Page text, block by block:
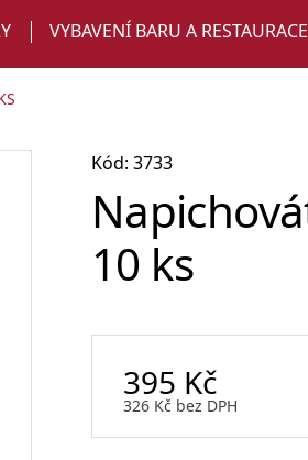
Sklenice na rum
Degustační sklenice na víno
VYBAVENÍ BARU A RESTAURACE
na víno a zásobníky
Kód: 3733
10 ks
395 Kč
326 Kčbez DPH